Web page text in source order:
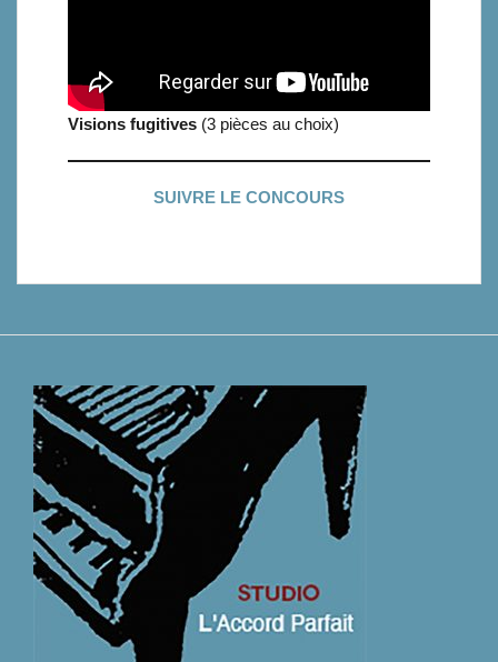
Visions fugitives (3 pièces au choix)
SUIVRE LE CONCOURS